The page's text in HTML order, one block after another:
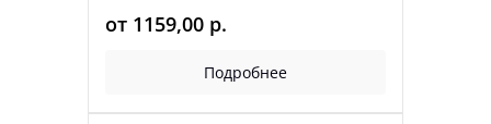
от 1159,00 р.
Подробнее